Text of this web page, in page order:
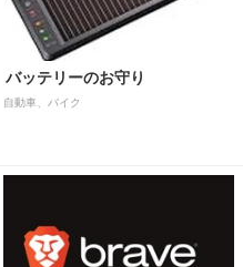
バッテリーのお守り
自動車、バイク